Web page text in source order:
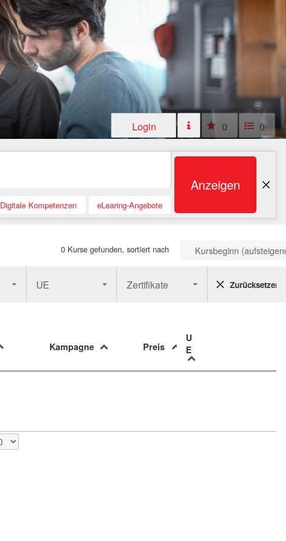
Login 0 0
Digitale Kompetenzen eLearing-Angebote
Anzeigen
0 Kurse gefunden, sortiert nach Kursbeginn
UE Zertifikate Zurücksetzen
Kampagne Preis
U
E